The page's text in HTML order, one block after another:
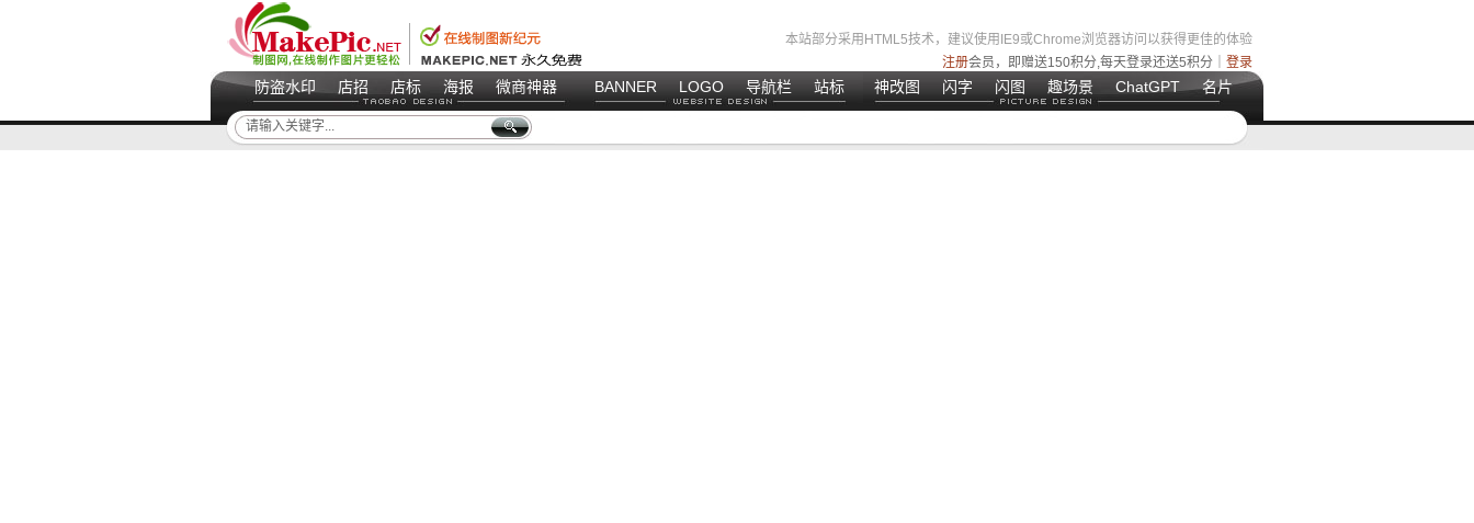
本站部分采用HTML5技术，建议使用IE9或Chrome浏览器访问以获得更佳的体验
注册会员，即赠送150积分,每天登录还送5积分｜ 登录
防盗水印 店招 店标 海报 微商神器 BANNER LOGO 导航栏 站标 神改图 闪字 闪图 趣场景 ChatGPT 名片